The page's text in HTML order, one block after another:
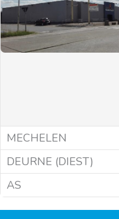
MECHELEN
DEURNE (DIEST)
AS